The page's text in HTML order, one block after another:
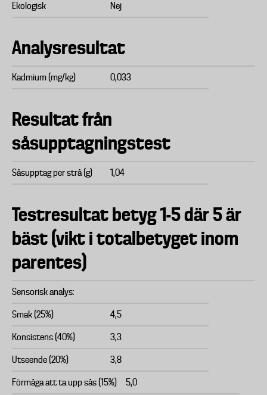
Ekologisk Nej
Analysresultat
Kadmium (mg/kg) 0,033
Resultat från
såsupptagningstest
Såsupptag per strå (g) 1,04
Testresultat betyg 1-5 där 5 är
bäst (vikt i totalbetyget inom
parentes)
Sensorisk analys:
Smak (25%) 4,5
Konsistens (40%) 3,3
Utseende (20%) 3,8
Förmåga att ta upp sås (15%) 5,0